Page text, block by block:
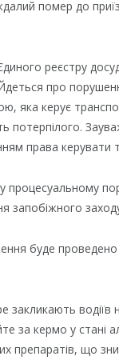
помер до
реєстру
про
яка керує
потерпілого.
права
процесуальному
запобіжного
буде проведено
закликають
за кермо у стані
препаратів, що